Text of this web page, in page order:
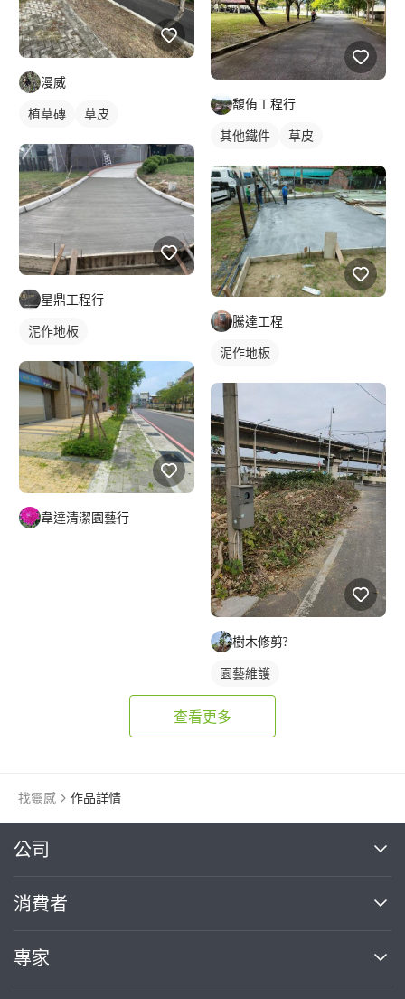
漫威
植草磚 草皮
星鼎工程行
泥作地板
韋達清潔園藝行
馥侑工程行
其他鐵件 草皮
騰達工程
泥作地板
樹木修剪?
園藝維護
查看更多
找靈感 作品詳情
公司
關於我們
部落格
消費者
買服務
專家
繼續完成